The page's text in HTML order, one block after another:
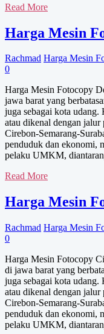
Harga
Fotocopy
Dukupuntang
Read More
Harga Mesin
Rachmad Harga Mesin
0
Harga Mesin Fotocopy
jawa barat yang
juga sebagai kota
atau dikenal dengan jalur
Cirebon-Semarang-
penduduk dan ekonomi,
pelaku UMKM,
Harga
Fotocopy
Depok
Read More
Harga Mesin
Rachmad Harga Mesin
0
Harga Mesin Fotocopy
di jawa barat yang
juga sebagai kota
atau dikenal dengan jalur
Cirebon-Semarang-
penduduk dan ekonomi,
pelaku UMKM,